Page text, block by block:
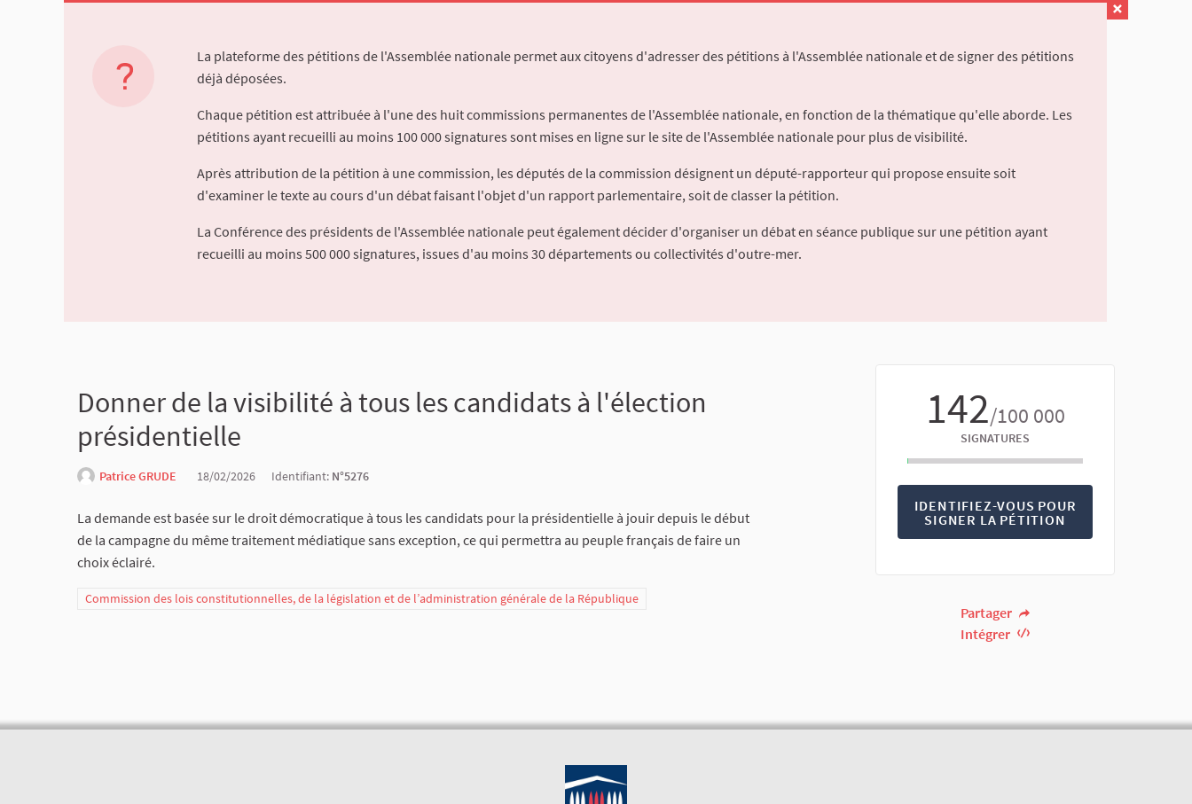
La plateforme des pétitions de l'Assemblée nationale permet aux citoyens d'adresser des pétitions à l'Assemblée nationale et de signer des pétitions
déjà déposées.
Chaque pétition est attribuée à l'une des huit commissions permanentes de l'Assemblée nationale, en fonction de la thématique qu'elle aborde. Les
pétitions ayant recueilli au moins 100 000 signatures sont mises en ligne sur le site de l'Assemblée nationale pour plus de visibilité.
Après attribution de la pétition à une commission, les députés de la commission désignent un député-rapporteur qui propose ensuite soit
d'examiner le texte au cours d'un débat faisant l'objet d'un rapport parlementaire, soit de classer la pétition.
La Conférence des présidents de l'Assemblée nationale peut également décider d'organiser un débat en séance publique sur une pétition ayant
recueilli au moins 500 000 signatures, issues d'au moins 30 départements ou collectivités d'outre-mer.
142/100 000
SIGNATURES
IDENTIFIEZ-VOUS POUR
SIGNER LA PÉTITION
Partager
Intégrer
Donner de la visibilité à tous les candidats à l'élection
présidentielle
Patrice GRUDE 18/02/2026 Identifiant: N°5276
La demande est basée sur le droit démocratique à tous les candidats pour la présidentielle à jouir depuis le début
de la campagne du même traitement médiatique sans exception, ce qui permettra au peuple français de faire un
choix éclairé.
Commission des lois constitutionnelles, de la législation et de l’administration générale de la République